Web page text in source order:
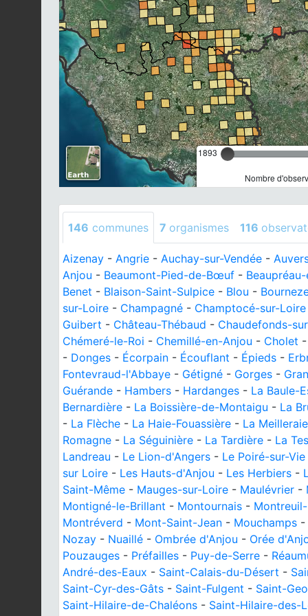
1893
Nombre
146 communes 7 organismes 116
Aizenay - Angrie - Auchay-sur-Vendée -
Anjou - Beaumont-Pied-de-Bœuf -
Benet - Blaison-Saint-Sulpice - Blou -
sur-Loire - Champagné - Champtocé-sur-Loire
Guibert - Château-Thébaud - Chaudefonds-
Chémeré-le-Roi - Chemillé-en-Anjou - Cholet
- Donges - Écorpain - Écouflant - Épieds -
Fontevraud-l'Abbaye - Gétigné - Gorges -
Guérande - Hambers - Hardanges - La Baule-
Bernardière - La Boissière-de-Montaigu - La
- La Flèche - La Haie-Fouassière - La
Romagne - La Séguinière - La Tardière - La
Landreau - Le Lion-d'Angers - Le Poiré-sur-Vie
sur Loire - Les Hauts-d'Anjou - Les Herbiers -
Saint-Même - Mauges-sur-Loire - Maulévrier -
Montigné-le-Brillant - Montournais -
Montréverd - Mont-Saint-Jean - Mouchamps -
Nozay - Nuaillé - Ombrée d'Anjou - Orée
Pouzauges - Préfailles - Puy-de-Serre -
André-des-Eaux - Saint-Calais-du-Désert -
Saint-Cyr-des-Gâts - Saint-Fulgent - Saint-
Saint-Hilaire-de-Chaléons - Saint-Hilaire-des-